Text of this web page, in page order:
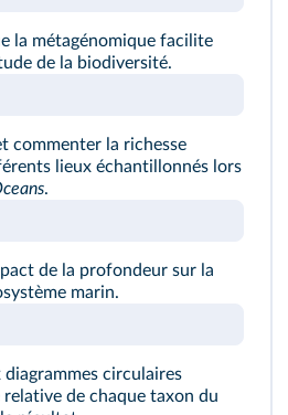
la métagénomique facilite
de la biodiversité.
commenter la richesse
lieux échantillonnés lors
.
de la profondeur sur la
marin.
diagrammes circulaires
de chaque taxon du